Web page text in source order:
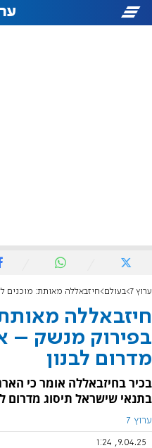
ערוץ 7 בעולם חיזבאללה מאותת: מוכנים לדון
חיזבאללה
בפירוק מנשק –
מדרום לבנון
בכיר בחיזבאללה אומר כי
בתנאי שישראל תיסוג מדרום
ערוץ 7
9.04.25, 1:24